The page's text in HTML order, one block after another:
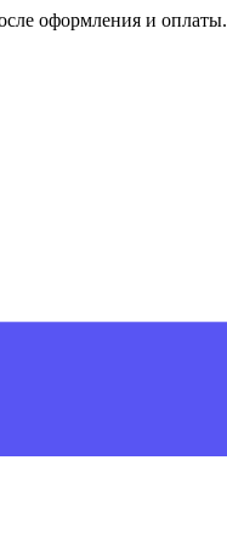
оформления и оплаты.